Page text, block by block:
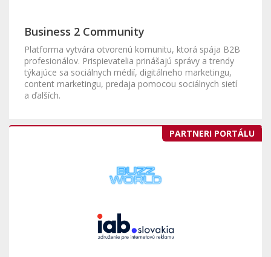
Business 2 Community
Platforma vytvára otvorenú komunitu, ktorá spája B2B
profesionálov. Prispievatelia prinášajú správy a trendy
týkajúce sa sociálnych médií, digitálneho marketingu,
content marketingu, predaja pomocou sociálnych sietí
a ďalších.
PARTNERI PORTÁLU